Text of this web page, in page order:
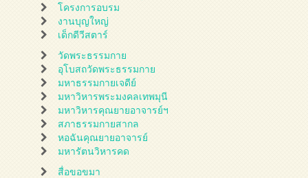
โครงการอบรม
งานบุญใหญ่
เด็กดีวีสตาร์
วัดพระธรรมกาย
อุโบสถวัดพระธรรมกาย
มหาธรรมกายเจดีย์
มหาวิหารพระมงคลเทพมุนี
มหาวิหารคุณยายอาจารย์ฯ
สภาธรรมกายสากล
หอฉันคุณยายอาจารย์
มหารัตนวิหารคด
สื่อขอขมา